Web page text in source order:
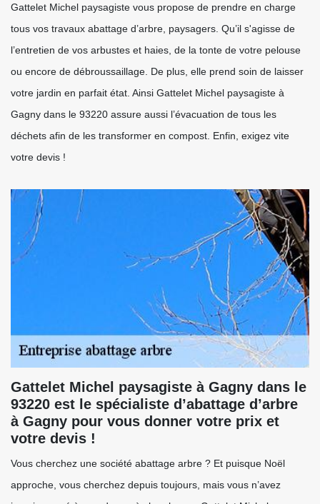
Gattelet Michel paysagiste vous propose de prendre en charge
tous vos travaux abattage d’arbre, paysagers. Qu’il s'agisse de
l’entretien de vos arbustes et haies, de la tonte de votre pelouse
ou encore de débroussaillage. De plus, elle prend soin de laisser
votre jardin en parfait état. Ainsi Gattelet Michel paysagiste à
Gagny dans le 93220 assure aussi l’évacuation de tous les
déchets afin de les transformer en compost. Enfin, exigez vite
votre devis !
Gattelet Michel paysagiste à Gagny dans le
93220 est le spécialiste d’abattage d’arbre
à Gagny pour vous donner votre prix et
votre devis !
Vous cherchez une société abattage arbre ? Et puisque Noël
approche, vous cherchez depuis toujours, mais vous n’avez